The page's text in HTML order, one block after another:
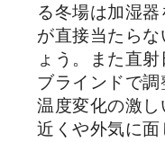
る冬場は加湿
が直接当たら
ょう。また直
ブラインドで調
温度変化の激
近くや外気に